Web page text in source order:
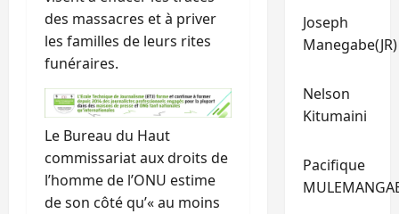
des massacres et à priver
les familles de leurs rites
funéraires.
Le Bureau du Haut
commissariat aux droits de
l’homme de l’ONU estime
de son côté qu’« au moins
Joseph
Manegabe(JR)
Nelson
Kitumaini
Pacifique